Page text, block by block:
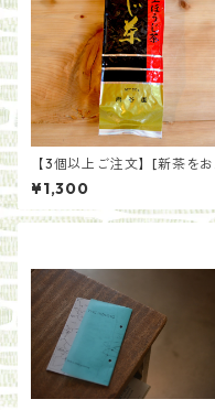
【3個以上ご注文】[新茶をお
届け]一番茶を贅沢に 上ほう
じ茶（200g）
¥1,300